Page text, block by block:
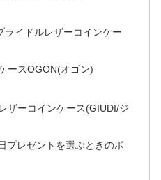
イドルレザーコインケー
ースOGON(オゴン)
ザーコインケース(GIUDI/ジ
プレゼントを選ぶときのポ